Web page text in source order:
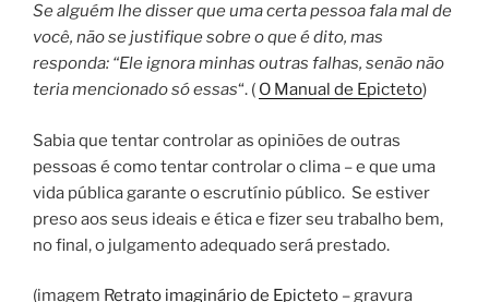
Se alguém lhe disser que uma certa pessoa fala mal de
você, não se justifique sobre o que é dito, mas
responda: “Ele ignora minhas outras falhas, senão não
teria mencionado só essas“. ( O Manual de Epicteto)
Sabia que tentar controlar as opiniões de outras
pessoas é como tentar controlar o clima – e que uma
vida pública garante o escrutínio público. Se estiver
preso aos seus ideais e ética e fizer seu trabalho bem,
no final, o julgamento adequado será prestado.
(imagem Retrato imaginário de Epicteto – gravura